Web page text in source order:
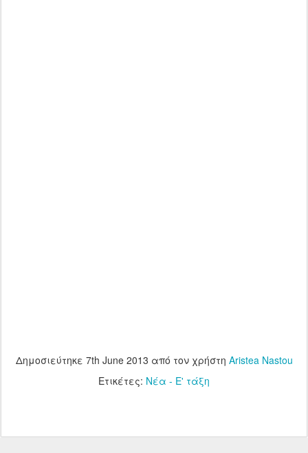
Δημοσιεύτηκε 7th June 2013 από τον χρήστη Aristea Nastou
Ετικέτες: Νέα - Ε' τάξη